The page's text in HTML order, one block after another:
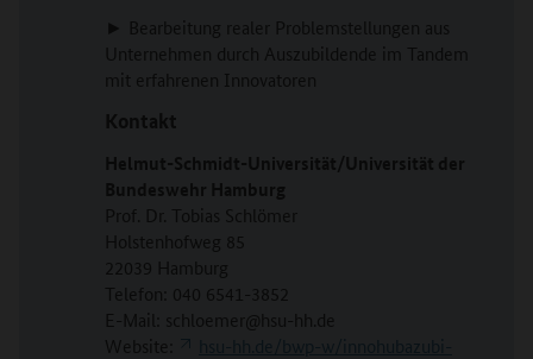
► Bearbeitung realer Problemstellungen aus
Unternehmen durch Auszubildende im Tandem
mit erfahrenen Innovatoren
Kontakt
Helmut-Schmidt-Universität/Universität der
Bundeswehr Hamburg
Prof. Dr. Tobias Schlömer
Holstenhofweg 85
22039 Hamburg
Telefon: 040 6541-3852
E-Mail: schloemer@hsu-hh.de
Website: